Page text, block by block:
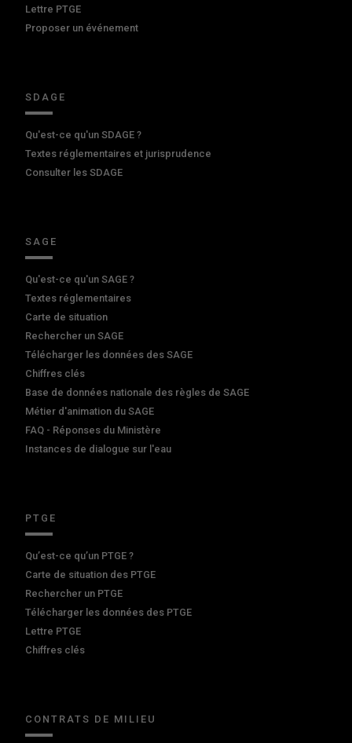
Lettre PTGE
Proposer un événement
SDAGE
Qu'est-ce qu'un SDAGE ?
Textes réglementaires et jurisprudence
Consulter les SDAGE
SAGE
Qu'est-ce qu'un SAGE ?
Textes réglementaires
Carte de situation
Rechercher un SAGE
Télécharger les données des SAGE
Chiffres clés
Base de données nationale des règles de SAGE
Métier d'animation du SAGE
FAQ - Réponses du Ministère
Instances de dialogue sur l'eau
PTGE
Qu’est-ce qu’un PTGE ?
Carte de situation des PTGE
Rechercher un PTGE
Télécharger les données des PTGE
Lettre PTGE
Chiffres clés
CONTRATS DE MILIEU